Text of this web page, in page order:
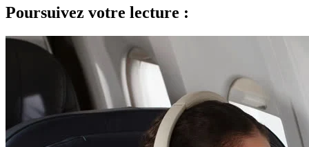
Poursuivez votre lecture :